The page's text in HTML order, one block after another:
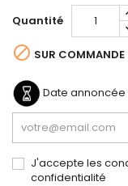
Quantité
 SUR COMMANDE
Date
J'accepte les
confidentialité